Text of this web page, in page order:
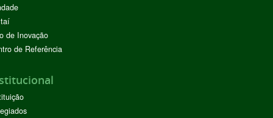
de Inovação
de Referência